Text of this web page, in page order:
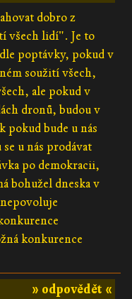
dobro z
všech lidí". Je to
poptávky, pokud v
soužití všech,
ale pokud v
dronů, budou v
pokud bude u nás
u nás prodávat
po demokracii,
bohužel dneska v
konkurence
» odpovědět «